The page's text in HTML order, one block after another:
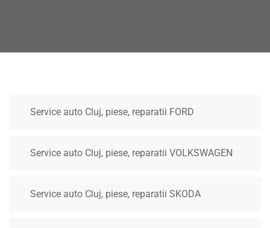
Service auto Cluj, piese, reparatii FORD
Service auto Cluj, piese, reparatii VOLKSWAGEN
Service auto Cluj, piese, reparatii SKODA